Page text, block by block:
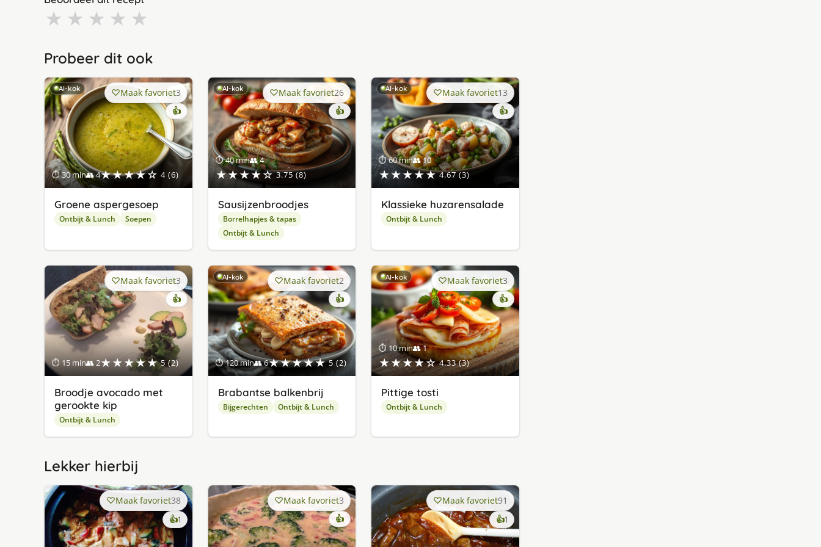
★ ★ ★ ★ ★
Probeer dit ook
AI-kok
⏱ 30 min👥 4★★★★☆ 4 (6)
Maak favoriet3
👍
Groene aspergesoep
Ontbijt & Lunch Soepen
AI-kok
⏱ 40 min👥 4
★★★★☆ 3.75 (8)
Maak favoriet26
👍
Sausijzenbroodjes
Borrelhapjes & tapas
Ontbijt & Lunch
AI-kok
⏱ 60 min👥 10
★★★★★ 4.67 (3)
Maak favoriet13
👍
Klassieke huzarensalade
Ontbijt & Lunch
⏱ 15 min👥 2★★★★★ 5 (2)
Maak favoriet3
👍
Broodje avocado met
gerookte kip
Ontbijt & Lunch
AI-kok
⏱ 120 min👥 6★★★★★ 5 (2)
Maak favoriet2
👍
Brabantse balkenbrij
Bijgerechten Ontbijt & Lunch
AI-kok
⏱ 10 min👥 1
★★★★☆ 4.33 (3)
Maak favoriet3
👍
Pittige tosti
Ontbijt & Lunch
Lekker hierbij
Maak favoriet38
👍1keer
lekker
gevonden
Maak favoriet3
👍
Maak favoriet91
👍1keer
lekker
gevonden